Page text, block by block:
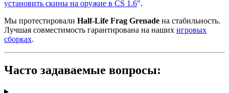
установить скины на оружие в CS 1.6".
Мы протестировали Half-Life Frag Grenade на стабильность.
Лучшая совместимость гарантирована на наших игровых
сборках.
Часто задаваемые вопросы: